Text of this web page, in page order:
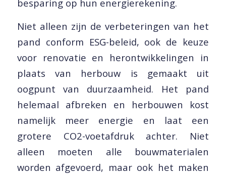
besparing op hun energierekening.
Niet alleen zijn de verbeteringen van het
pand conform ESG-beleid, ook de keuze
voor renovatie en herontwikkelingen in
plaats van herbouw is gemaakt uit
oogpunt van duurzaamheid. Het pand
helemaal afbreken en herbouwen kost
namelijk meer energie en laat een
grotere CO2-voetafdruk achter. Niet
alleen moeten alle bouwmaterialen
worden afgevoerd, maar ook het maken